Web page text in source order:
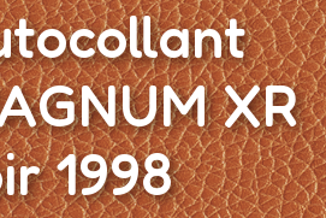
XR
1998